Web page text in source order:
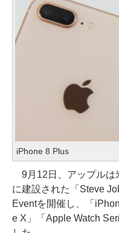
iPhone 8 Plus
9月12日、アップルは
に建設された「Steve
Eventを開催し、「
e X」「Apple Watch